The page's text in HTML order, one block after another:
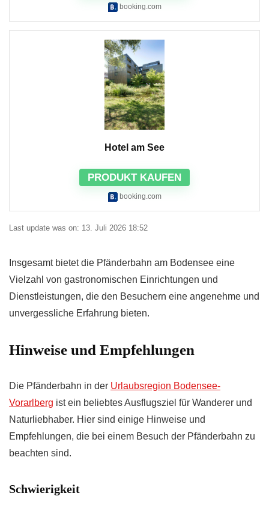
booking.com
Hotel am See
PRODUKT KAUFEN
booking.com
Last update was on: 13. Juli 2026 18:52
Insgesamt bietet die Pfänderbahn am Bodensee eine
Vielzahl von gastronomischen Einrichtungen und
Dienstleistungen, die den Besuchern eine angenehme und
unvergessliche Erfahrung bieten.
Hinweise und Empfehlungen
Die Pfänderbahn in der Urlaubsregion Bodensee-
Vorarlberg ist ein beliebtes Ausflugsziel für Wanderer und
Naturliebhaber. Hier sind einige Hinweise und
Empfehlungen, die bei einem Besuch der Pfänderbahn zu
beachten sind.
Schwierigkeit